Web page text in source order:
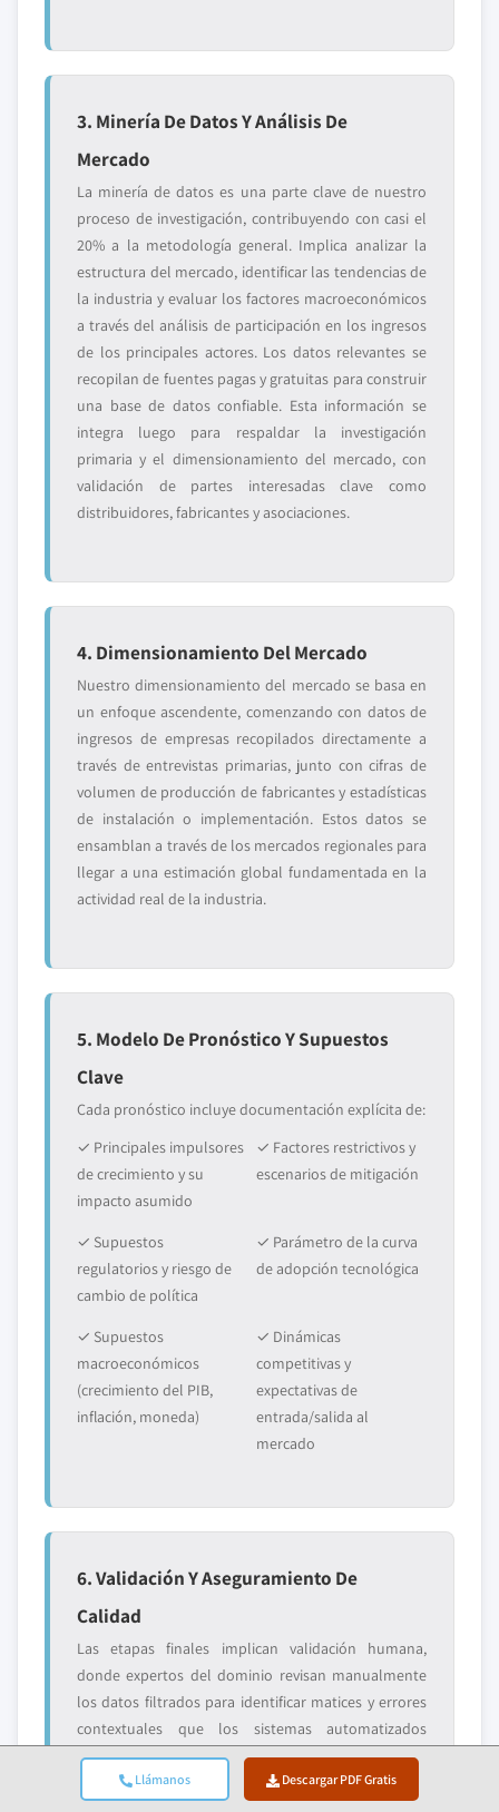
Llámanos Descargar PDF Gratis
3. Minería De Datos Y Análisis De
Mercado
La minería de datos es una parte clave de nuestro
proceso de investigación, contribuyendo con casi el
20% a la metodología general. Implica analizar la
estructura del mercado, identificar las tendencias de
la industria y evaluar los factores macroeconómicos
a través del análisis de participación en los ingresos
de los principales actores. Los datos relevantes se
recopilan de fuentes pagas y gratuitas para construir
una base de datos confiable. Esta información se
integra luego para respaldar la investigación
primaria y el dimensionamiento del mercado, con
validación de partes interesadas clave como
distribuidores, fabricantes y asociaciones.
4. Dimensionamiento Del Mercado
Nuestro dimensionamiento del mercado se basa en
un enfoque ascendente, comenzando con datos de
ingresos de empresas recopilados directamente a
través de entrevistas primarias, junto con cifras de
volumen de producción de fabricantes y estadísticas
de instalación o implementación. Estos datos se
ensamblan a través de los mercados regionales para
llegar a una estimación global fundamentada en la
actividad real de la industria.
5. Modelo De Pronóstico Y Supuestos
Clave
Cada pronóstico incluye documentación explícita de:
✓ Principales impulsores
de crecimiento y su
impacto asumido
✓ Factores restrictivos y
escenarios de mitigación
✓ Supuestos
regulatorios y riesgo de
cambio de política
✓ Parámetro de la curva
de adopción tecnológica
✓ Supuestos
macroeconómicos
(crecimiento del PIB,
inflación, moneda)
✓ Dinámicas
competitivas y
expectativas de
entrada/salida al
mercado
6. Validación Y Aseguramiento De
Calidad
Las etapas finales implican validación humana,
donde expertos del dominio revisan manualmente
los datos filtrados para identificar matices y errores
contextuales que los sistemas automatizados
podrían pasar por alto. Esta revisión de expertos
añade una capa crítica de aseguramiento de calidad,